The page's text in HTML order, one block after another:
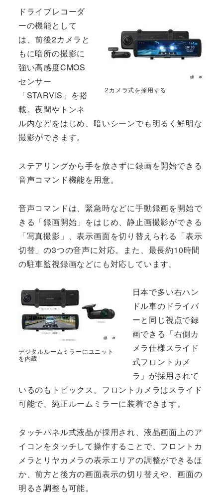
2カメラ式を採用する
ドライブレコーダ
ーの機能として
は、前後2カメラと
もに暗所の撮影に
強い高感度CMOS
センサー
「STARVIS」を搭
載。夜間やトンネ
ル内などをはじめ、暗いシーンでも明るく鮮明な
撮影ができます。
ステアリングから手を放さずに録画を開始できる
音声コマンド機能を用意。
音声コマンドは、緊急時などに手動録画を開始で
きる「録画開始」をはじめ、静止画撮影ができる
「写真撮影」、表示画面を切り替えられる「表示
切替」の3つの音声に対応。また、最長約10時間
の駐車監視録画などにも対応しています。
デジタルルームミラーにユニット
を内蔵
日本で多い右ハン
ドル車のドライバ
ーと同じ視点で録
画できる「右側カ
メラ仕様スライド
式フロントカメ
ラ」が採用されて
いるのもトピックス。フロントカメラはスライド
可能で、純正ルームミラーに装着できます。
タッチパネル式液晶が採用され、液晶画面上のア
イコンをタッチして操作することで、フロントカ
メラとリヤカメラの表示エリアの調整ができるほ
か、前方と後方の画面表示の切り替えや、画面の
明るさ調整も可能。